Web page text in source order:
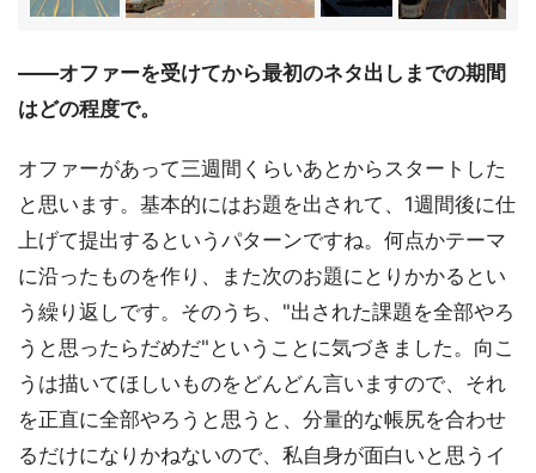
――オファーを受けてから最初のネタ出しまでの期間
はどの程度で。
オファーがあって三週間くらいあとからスタートした
と思います。基本的にはお題を出されて、1週間後に仕
上げて提出するというパターンですね。何点かテーマ
に沿ったものを作り、また次のお題にとりかかるとい
う繰り返しです。そのうち、"出された課題を全部やろ
うと思ったらだめだ"ということに気づきました。向こ
うは描いてほしいものをどんどん言いますので、それ
を正直に全部やろうと思うと、分量的な帳尻を合わせ
るだけになりかねないので、私自身が面白いと思うイ